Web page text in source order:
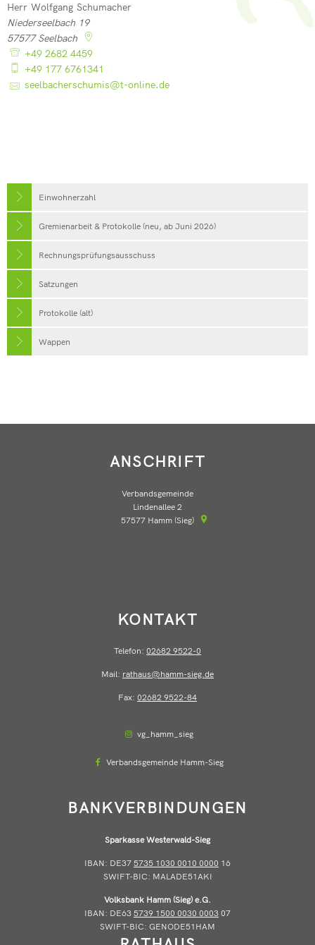
Herr Wolfgang Schumacher
Niederseelbach 19
57577 Seelbach
+49 2682 4459
+49 177 6761341
seelbacherschumis@t-online.de
Einwohnerzahl
Gremienarbeit & Protokolle (neu, ab Juni 2026)
Rechnungsprüfungsausschuss
Satzungen
Protokolle (alt)
Wappen
ANSCHRIFT
Verbandsgemeinde
Lindenallee 2
57577 Hamm (Sieg)
KONTAKT
Telefon: 02682 9522-0
Mail: rathaus@hamm-sieg.de
Fax: 02682 9522-84
vg_hamm_sieg
Verbandsgemeinde Hamm-Sieg
BANKVERBINDUNGEN
Sparkasse Westerwald-Sieg
IBAN: DE37 5735 1030 0010 0000 16
SWIFT-BIC: MALADE51AKI
Volksbank Hamm (Sieg) e.G.
IBAN: DE63 5739 1500 0030 0003 07
SWIFT-BIC: GENODE51HAM